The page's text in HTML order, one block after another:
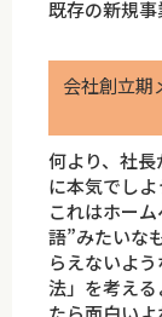
既存の新規事
会社創立期
何より、社長
に本気でしよ
これはホー
語”みたいな
らえないよ
法」を考え